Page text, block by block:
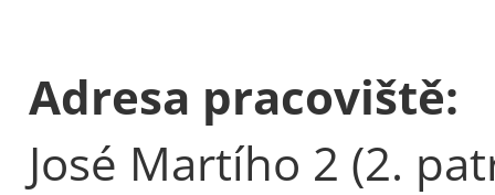
Adresa pracoviště:
José Martího 2 (2.